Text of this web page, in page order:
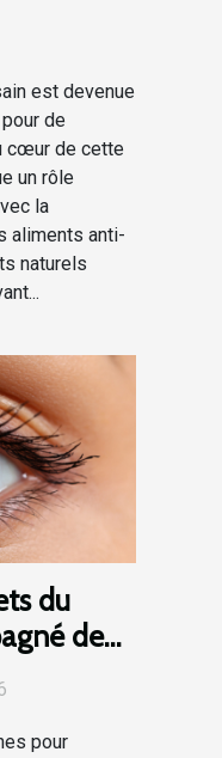
est devenue
de
cœur de cette
un rôle
la
aliments anti-
naturels
du
de
yeux !
pour